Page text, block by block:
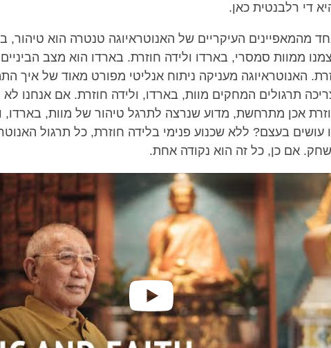
די רלבנטית כאן.
מהמאפיינים העיקריים של האנוטראיוגה טנטרה הוא טיהור,
ממוות סמסרי, בארדו ולידה חוזרת. בארדו הוא מצב הביניים
האנוטראיוגה מעניקה ניתוח אנליטי מפורט מאוד של איך
תרגולים המחקים מוות, בארדו, ולידה חוזרת. אם אנחנו לא
אכן מתרחשת, מדוע שנרצה לתרגל טיהור של מוות, בארדו,
עושים בעצם? ללא שכנוע פנימי בלידה חוזרת, כל תרגול
אם כן, כל זה הוא נקודה אחת.